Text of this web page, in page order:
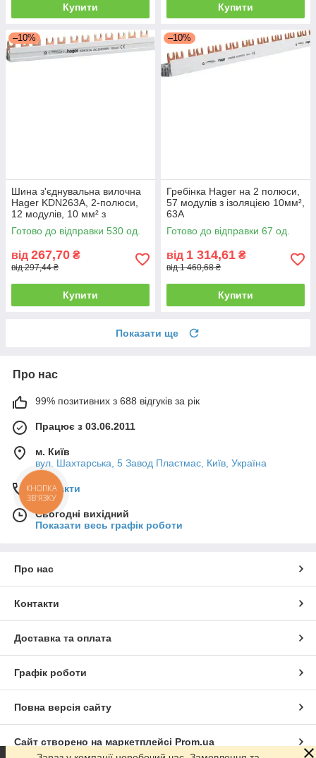
Купити Купити
–10%
Шина з'єднувальна вилочна
Hager KDN263A, 2-полюси,
12 модулів, 10 мм² з
ізоляцією
Готово до відправки 530 од.
від 267,70 ₴
від 297,44 ₴
Купити
–10%
Гребінка Hager на 2 полюси,
57 модулів з ізоляцією 10мм²,
63A
Готово до відправки 67 од.
від 1 314,61 ₴
від 1 460,68 ₴
Купити
Показати ще
Про нас
99% позитивних з 688 відгуків за рік
Працює з 03.06.2011
м. Київ
вул. Шахтарська, 5 Завод Пластмас, Київ, Україна
Контакти
Сьогодні вихідний
Показати весь графік роботи
Про нас
Контакти
Доставка та оплата
Графік роботи
Повна версія сайту
Сайт створено на маркетплейсі Prom.ua
КНОПКА
ЗВ'ЯЗКУ